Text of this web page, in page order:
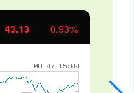
11.37 1.01%